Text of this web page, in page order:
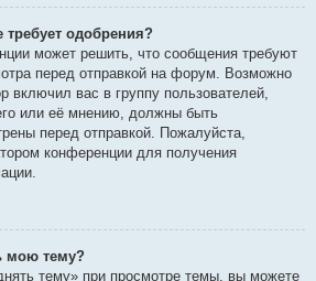
одобрения?
может решить, что сообщения требуют
перед отправкой на форум. Возможно
включил вас в группу пользователей,
или её мнению, должны быть
перед отправкой. Пожалуйста,
конференции для получения
мою тему?
тему» при просмотре темы, вы можете